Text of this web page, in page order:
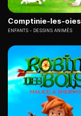
Comptinie-les-oies
ENFANTS DESSINS ANIMÉS